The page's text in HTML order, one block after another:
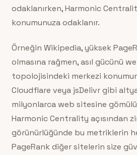
odaklanırken, Harmonic
konumunuza odaklanır.
Örneğin Wikipedia, yüksek
olmasına rağmen, asıl gücünü
topolojisindeki merkezi
Cloudflare veya jsDelivr gibi
milyonlarca web sitesine
Harmonic Centrality açısından
görünürlüğünde bu metriklerin
PageRank diğer sitelerin size